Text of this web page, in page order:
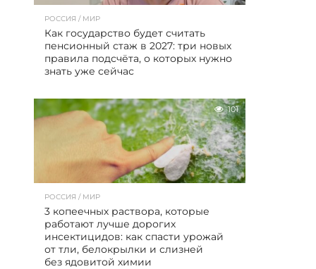
РОССИЯ / МИР
Как государство будет считать
пенсионный стаж в 2027: три новых
правила подсчёта, о которых нужно
знать уже сейчас
101
РОССИЯ / МИР
3 копеечных раствора, которые
работают лучше дорогих
инсектицидов: как спасти урожай
от тли, белокрылки и слизней
без ядовитой химии